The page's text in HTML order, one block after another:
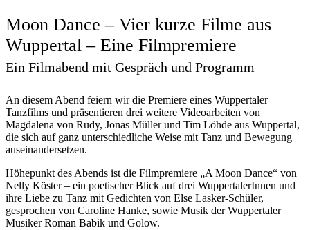
Moon Dance – Vier kurze Filme aus
Wuppertal – Eine Filmpremiere
Ein Filmabend mit Gespräch und Programm
An diesem Abend feiern wir die Premiere eines Wuppertaler
Tanzfilms und präsentieren drei weitere Videoarbeiten von
Magdalena von Rudy, Jonas Müller und Tim Löhde aus Wuppertal,
die sich auf ganz unterschiedliche Weise mit Tanz und Bewegung
auseinandersetzen.
Höhepunkt des Abends ist die Filmpremiere „A Moon Dance“ von
Nelly Köster – ein poetischer Blick auf drei WuppertalerInnen und
ihre Liebe zu Tanz mit Gedichten von Else Lasker-Schüler,
gesprochen von Caroline Hanke, sowie Musik der Wuppertaler
Musiker Roman Babik und Golow.